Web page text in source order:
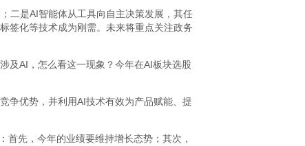
二是AI智能体从工具向自主决策发展，其任
签化等技术成为刚需。未来将重点关注政务
及AI，怎么看这一现象？今年在AI板块选股
争优势，并利用AI技术有效为产品赋能、提
先，今年的业绩要维持增长态势；其次，